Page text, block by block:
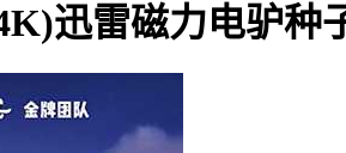
迅雷磁力电驴